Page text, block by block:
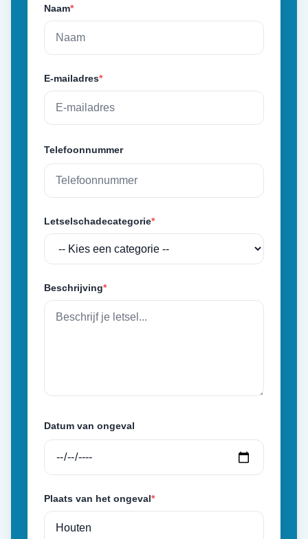
Naam*
E-mailadres*
Telefoonnummer
Letselschadecategorie*
Beschrijving*
Datum van ongeval
Plaats van het ongeval*